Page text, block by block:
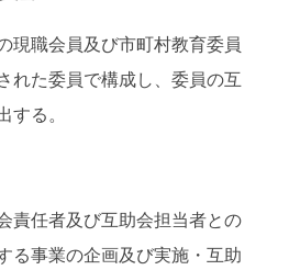
現職会員及び市町村教育委員
れた委員で構成し、委員の互
する。
責任者及び互助会担当者との
る事業の企画及び実施・互助